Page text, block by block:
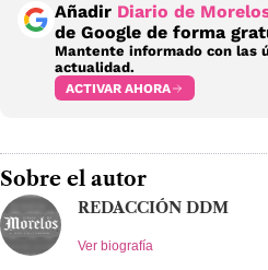
Añadir Diario de
de Google de forma
Mantente informado con las
actualidad.
ACTIVAR AHORA
Sobre el autor
REDACCIÓN DDM
Ver biografía